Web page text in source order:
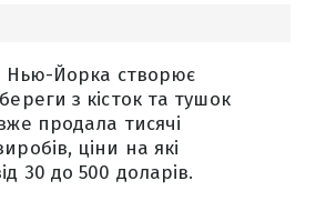
Нью-Йорка створює
з кісток та тушок
продала тисячі
ціни на які
30 до 500 доларів.